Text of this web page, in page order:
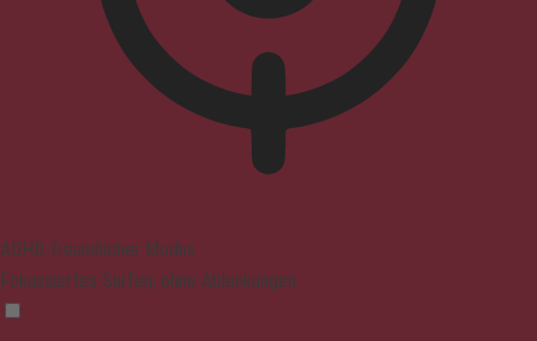
ADHD-freundlicher Modus
Fokussiertes Surfen, ohne Ablenkungen